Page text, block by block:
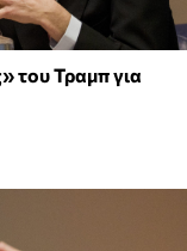
του Τραμπ για